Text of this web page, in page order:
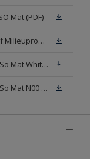
Mat (PDF)
Sikkens Exterior Wall Paints A - EPD of Milieuproductverklaring
Veiligheidsinformatieblad Alphatex 4So Mat White W05 (MSDS)
Veiligheidsinformatieblad Alphatex 4So Mat N00 (MSDS)